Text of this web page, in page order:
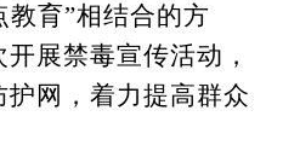
教育”相结合的方
展禁毒宣传活动，
网，着力提高群众